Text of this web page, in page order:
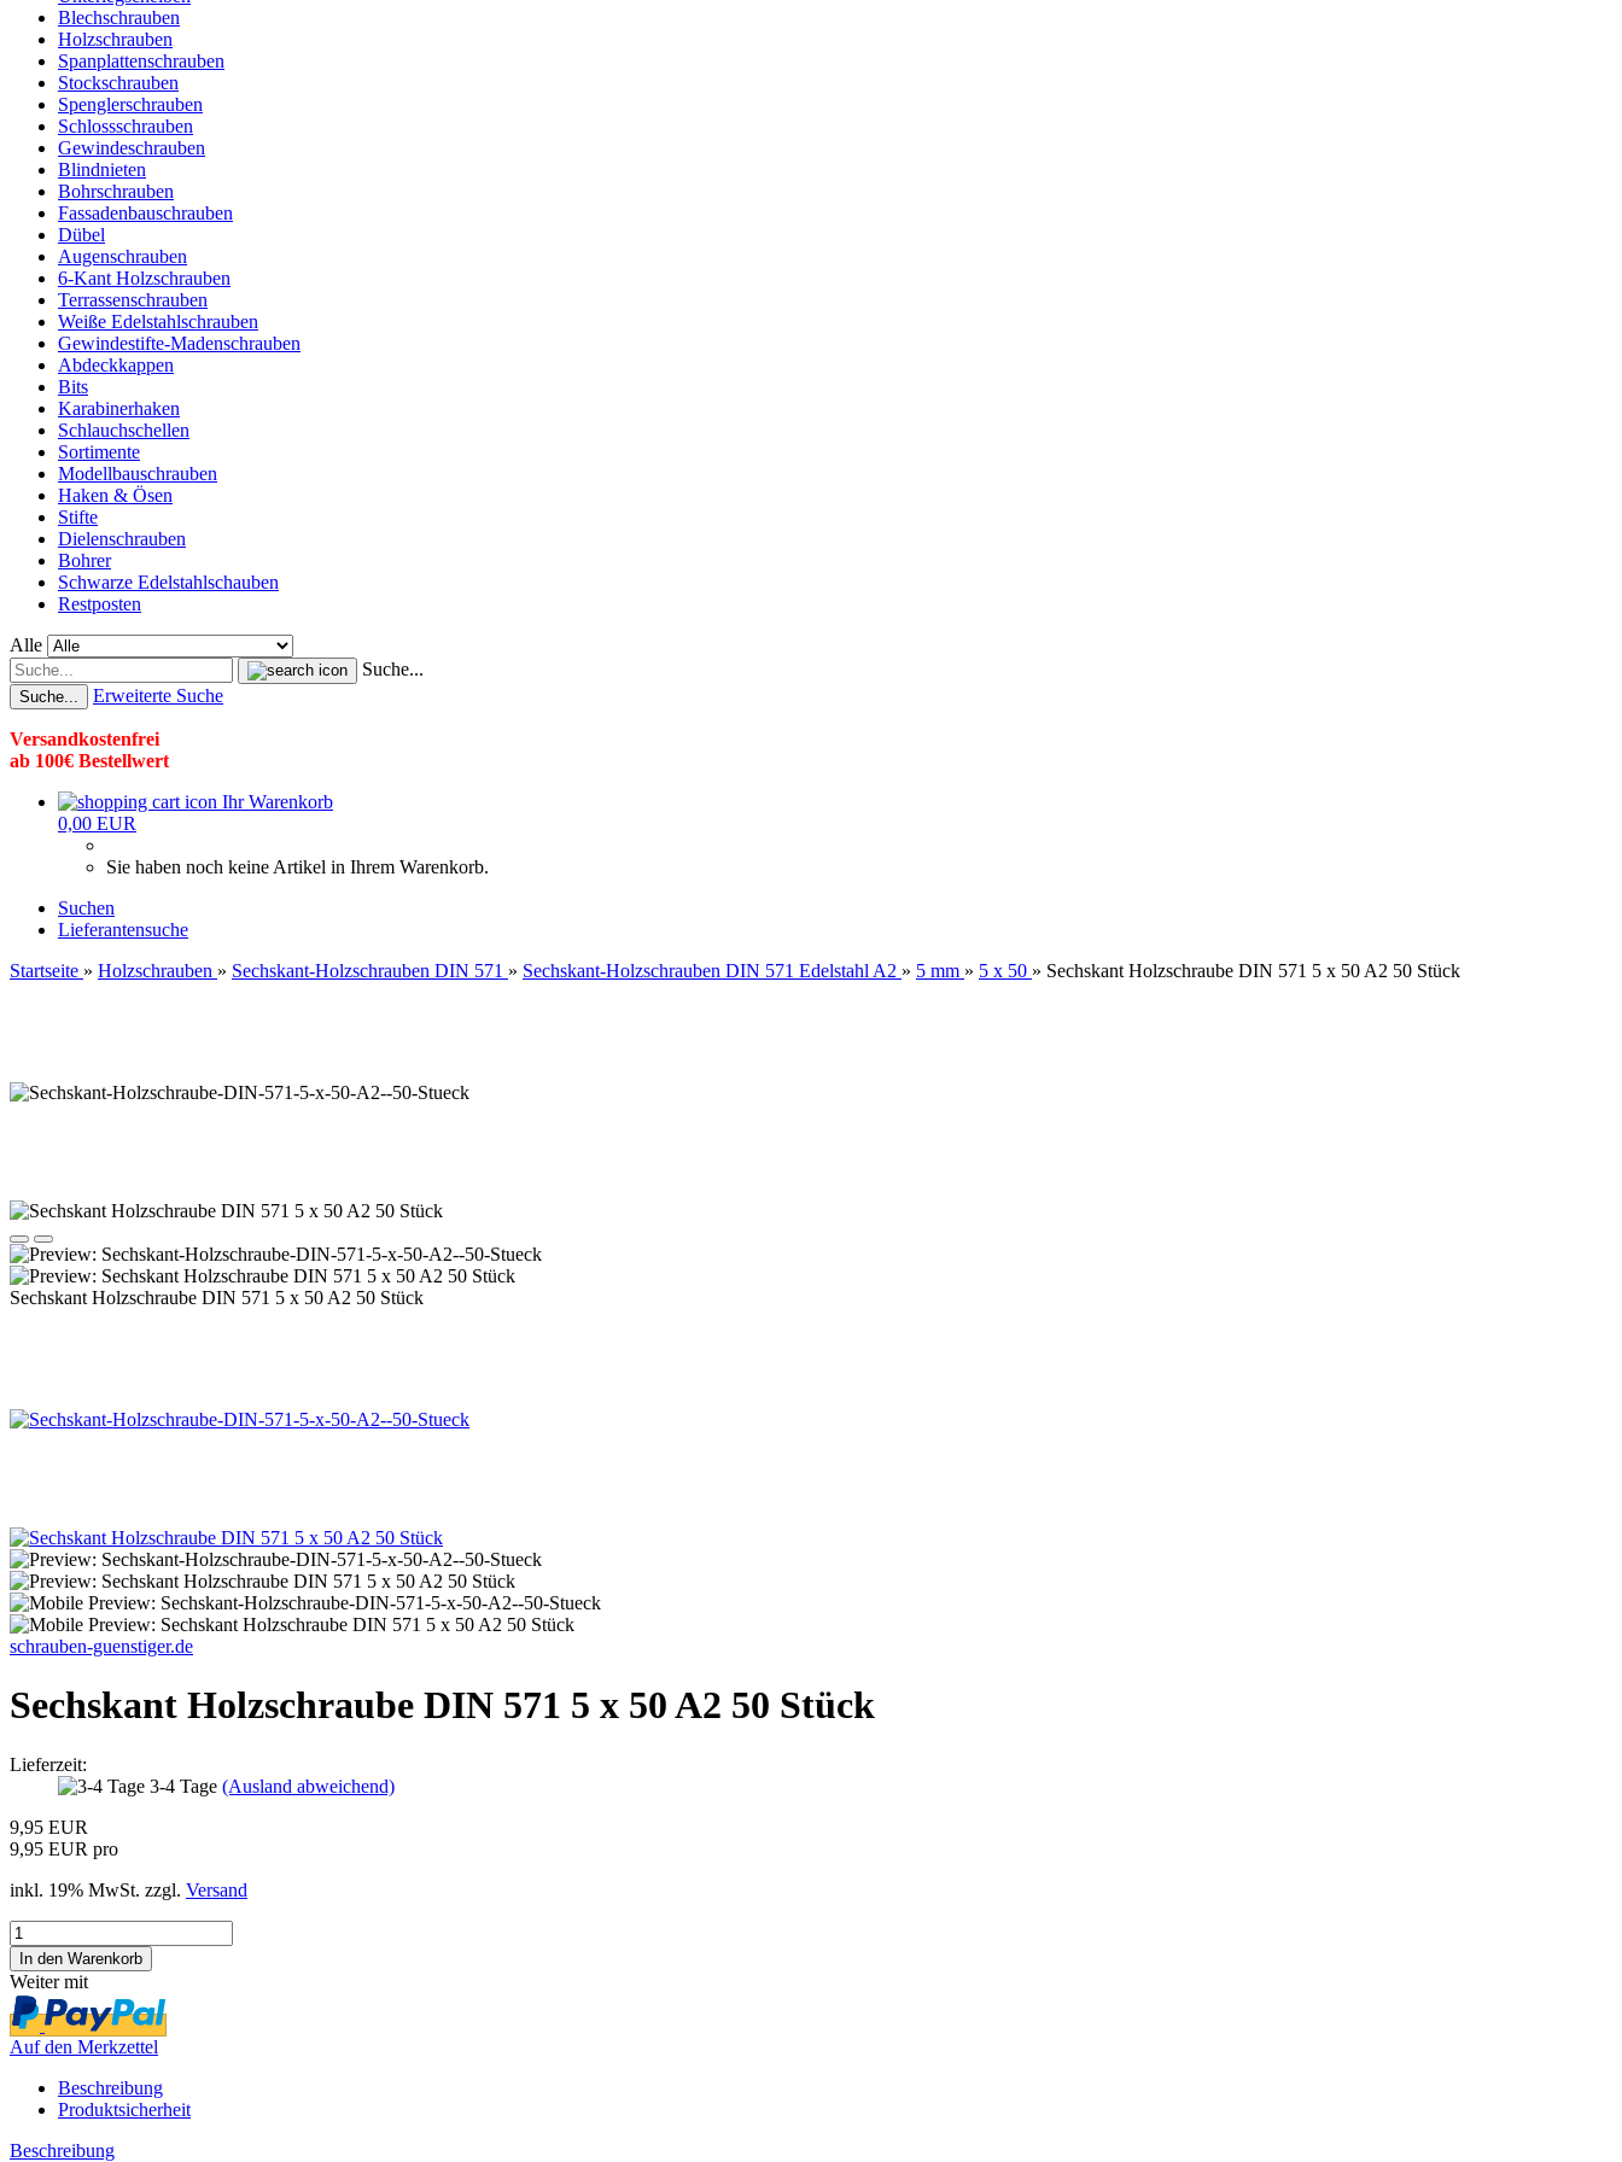
Blechschrauben
Holzschrauben
Spanplattenschrauben
Stockschrauben
Spenglerschrauben
Schlossschrauben
Gewindeschrauben
Blindnieten
Bohrschrauben
Fassadenbauschrauben
Dübel
Augenschrauben
6-Kant Holzschrauben
Terrassenschrauben
Weiße Edelstahlschrauben
Gewindestifte-Madenschrauben
Abdeckkappen
Bits
Karabinerhaken
Schlauchschellen
Sortimente
Modellbauschrauben
Haken & Ösen
Stifte
Dielenschrauben
Bohrer
Schwarze Edelstahlschauben
Restposten
Alle
Suche...
Suche... Erweiterte Suche
Versandkostenfrei
ab 100€ Bestellwert
Ihr Warenkorb
0,00 EUR
Sie haben noch keine Artikel in Ihrem Warenkorb.
Suchen
Lieferantensuche
Startseite » Holzschrauben » Sechskant-Holzschrauben DIN 571 » Sechskant-Holzschrauben DIN 571 Edelstahl A2 » 5 mm » 5 x 50 » Sechskant Holzschraube DIN 571 5 x 50 A2 50 Stück
Sechskant Holzschraube DIN 571 5 x 50 A2 50 Stück
schrauben-guenstiger.de
Sechskant Holzschraube DIN 571 5 x 50 A2 50 Stück
Lieferzeit:
3-4 Tage (Ausland abweichend)
9,95 EUR
9,95 EUR pro
inkl. 19% MwSt. zzgl. Versand
Weiter mit
Auf den Merkzettel
Beschreibung
Produktsicherheit
Beschreibung